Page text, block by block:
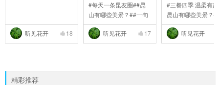
听见花开 18
#每天一条昆友圈##昆
山有哪些美景？##一句
..
听见花开
17
#三餐四季 温柔有
昆山有哪些美景？#
听见花开
精彩推荐